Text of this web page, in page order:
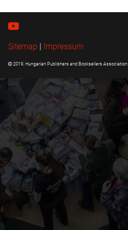
Sitemap | Impressum
2019, Hungarian Publishers and Booksellers Association